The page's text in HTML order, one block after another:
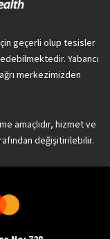
geçerli olup tesisler
Yabancı
merkezimizden
amaçlıdır, hizmet ve
değişitirilebilir.